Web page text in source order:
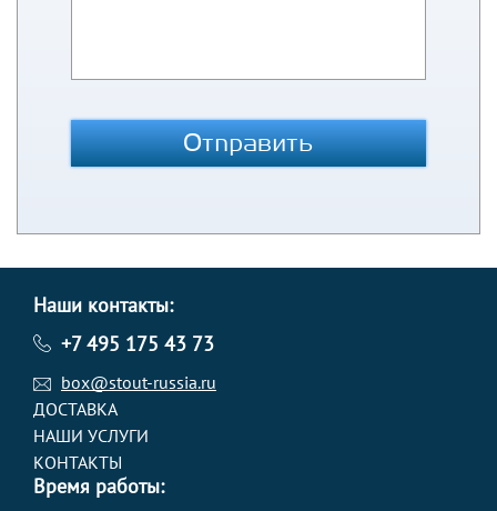
Отправить
Наши контакты:
+7 495 175 43 73
box@stout-russia.ru
ДОСТАВКА
НАШИ УСЛУГИ
КОНТАКТЫ
Время работы: